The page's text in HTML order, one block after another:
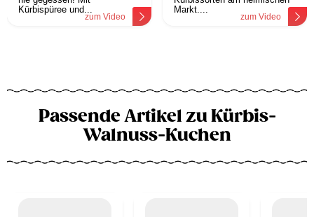
Kürbispüree und...
zum Video
Markt....
zum Video
Passende Artikel zu Kürbis-
Walnuss-Kuchen